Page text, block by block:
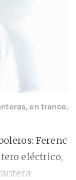
en trance.
Ferenc
eléctrico,